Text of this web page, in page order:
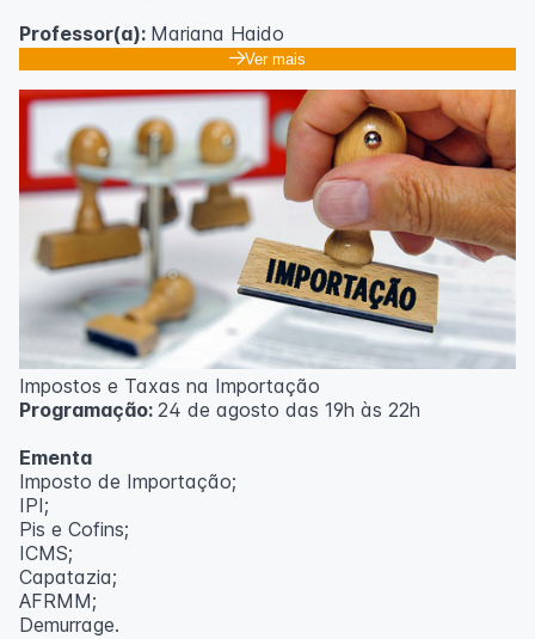
Professor(a): Mariana Haido
Ver mais
Impostos e Taxas na Importação
Programação: 24 de agosto das 19h às 22h
Ementa
Imposto de Importação;
IPI;
Pis e Cofins;
ICMS;
Capatazia;
AFRMM;
Demurrage.